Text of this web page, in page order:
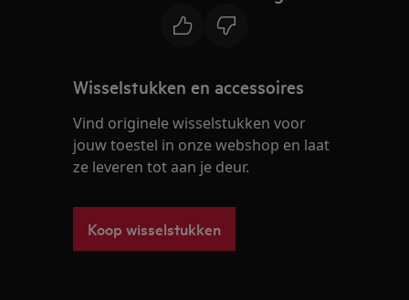
Wisselstukken en accessoires
Vind originele wisselstukken voor
jouw toestel in onze webshop en laat
ze leveren tot aan je deur.
Koop wisselstukken